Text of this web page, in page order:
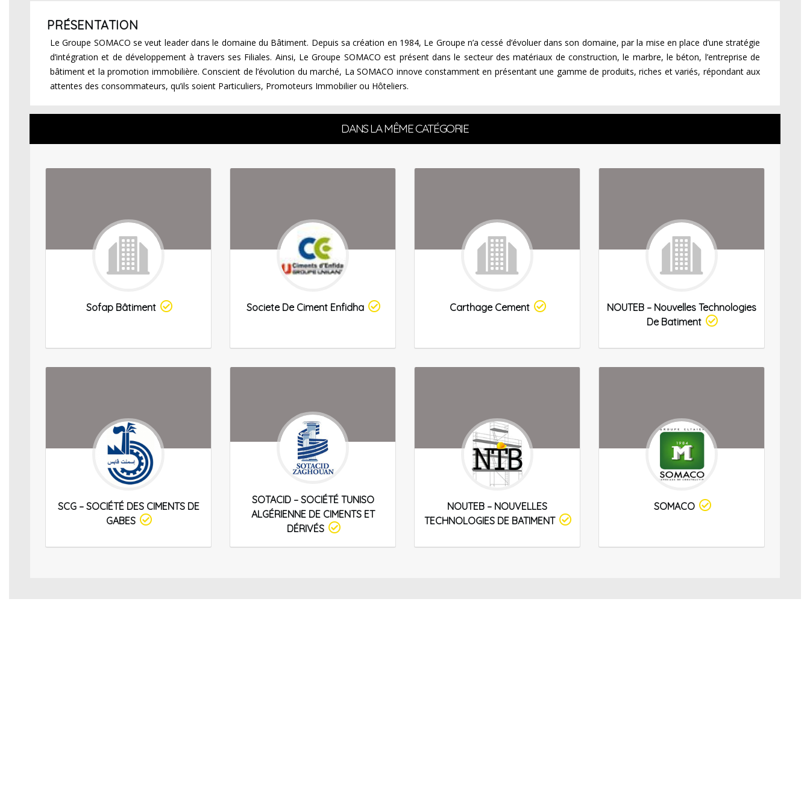
PRÉSENTATION
Le Groupe SOMACO se veut leader dans le domaine du Bâtiment. Depuis sa création en 1984, Le Groupe n’a cessé d’évoluer dans son domaine, par la mise en place d’une stratégie
d’intégration et de développement à travers ses Filiales. Ainsi, Le Groupe SOMACO est présent dans le secteur des matériaux de construction, le marbre, le béton, l’entreprise de
bâtiment et la promotion immobilière. Conscient de l’évolution du marché, La SOMACO innove constamment en présentant une gamme de produits, riches et variés, répondant aux
attentes des consommateurs, qu’ils soient Particuliers, Promoteurs Immobilier ou Hôteliers.
DANS LA MÊME CATÉGORIE
Sofap Bâtiment Societe De Ciment Enfidha Carthage Cement
NOUTEB – Nouvelles Technologies
De Batiment
SCG – SOCIÉTÉ DES CIMENTS DE
GABES
SOTACID – SOCIÉTÉ TUNISO
ALGÉRIENNE DE CIMENTS ET
DÉRIVÉS
NOUTEB – NOUVELLES
TECHNOLOGIES DE BATIMENT
SOMACO